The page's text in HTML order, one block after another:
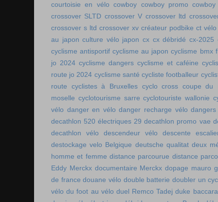
courtoisie en vélo cowboy cowboy promo
crossover SLTD crossover V crossover ltd
crossover s ltd crossover xv créateur podbike ct vélo
au japon culture vélo japon cx cx débridé cx-2025
cyclisme antisportif cyclisme au japon cyclisme bmx
jo 2024 cyclisme dangers cyclisme et caféine
route jo 2024 cyclisme santé cycliste footballeur
route
cyclistes à Bruxelles cyclo cross coupe du
moselle cyclotourisme sarre cyclotouriste wallonie
vélo danger en vélo danger recharge vélo
decathlon 520 électriques 29 decathlon promo vae
decathlon vélo
descendeur vélo
descente
destockage velo Belgique deutsche qualitat deux
homme et femme distance parcourue distance
Eddy Merckx documentaire Merckx dopage mauro
de france douane vélo double batterie doubler un
vélo du foot au vélo duel Remco Tadej duke baccara